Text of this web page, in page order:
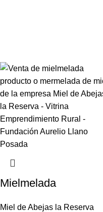
Mielmelada
Miel de Abejas la Reserva